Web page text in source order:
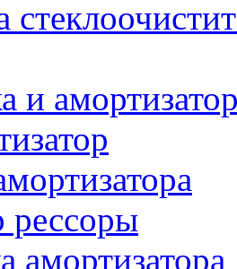
и
рессоры
амортизатора